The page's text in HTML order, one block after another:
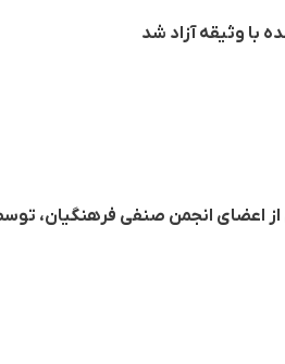
با وثیقه آزاد شد
اعضای انجمن صنفی فرهنگیان،